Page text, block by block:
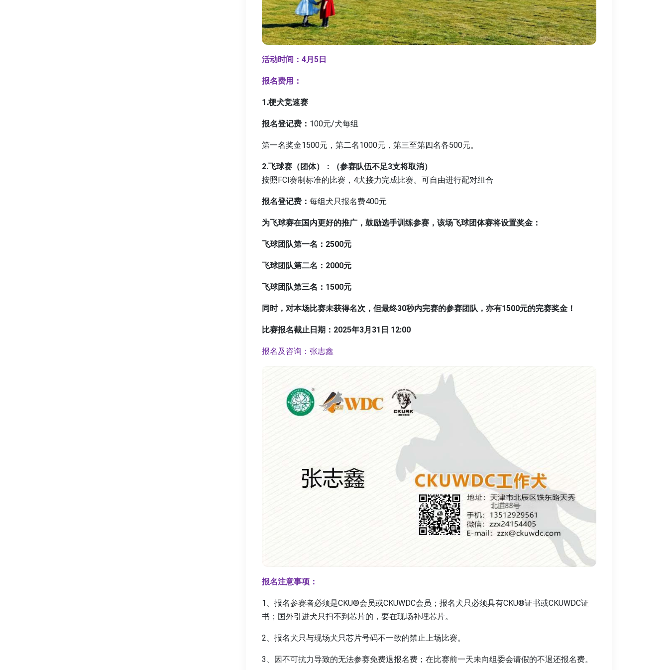
活动时间：4月5日
报名费用：
1.梗犬竞速赛
报名登记费： 100元/犬每组
第一名奖金1500元，第二名1000元，第三至第四名各500元。
2.飞球赛（团体）：（参赛队伍不足3支将取消）
按照FCI赛制标准的比赛，4犬接力完成比赛。可自由进行配对组合
报名登记费： 每组犬只报名费400元
为飞球赛在国内更好的推广，鼓励选手训练参赛，该场飞球团体赛将设置奖金：
飞球团队第一名：2500元
飞球团队第二名：2000元
飞球团队第三名：1500元
同时，对本场比赛未获得名次，但最终30秒内完赛的参赛团队，亦有1500元的完赛奖金！
比赛报名截止日期：2025年3月31日 12:00
报名及咨询：张志鑫
报名注意事项：
1、报名参赛者必须是CKU®会员或CKUWDC会员；报名犬只必须具有CKU®证书或CKUWDC证
书；国外引进犬只扫不到芯片的，要在现场补埋芯片。
2、报名犬只与现场犬只芯片号码不一致的禁止上场比赛。
3、因不可抗力导致的无法参赛免费退报名费；在比赛前一天未向组委会请假的不退还报名费。